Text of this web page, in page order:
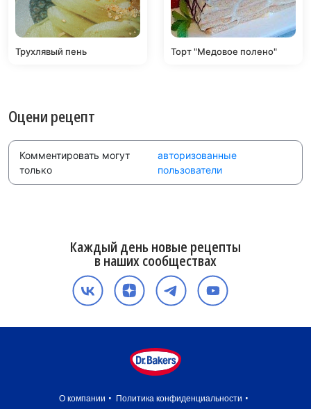
Трухлявый пень Торт "Медовое полено"
Оцени рецепт
Комментировать могут
только
авторизованные
пользователи
Каждый день новые рецепты
в наших сообществах
О компании
Политика конфиденциальности